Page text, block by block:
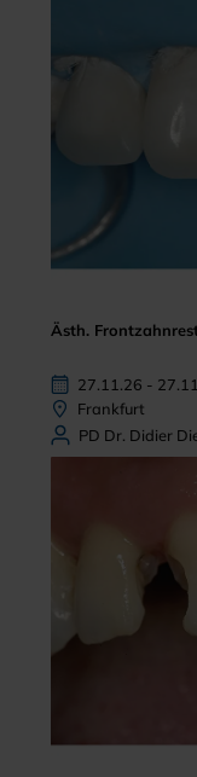
Ästh.
27.11.26 -
Frankfurt
PD Dr. Didier